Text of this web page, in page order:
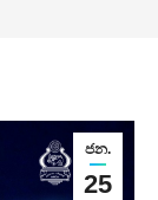
ජන.
25